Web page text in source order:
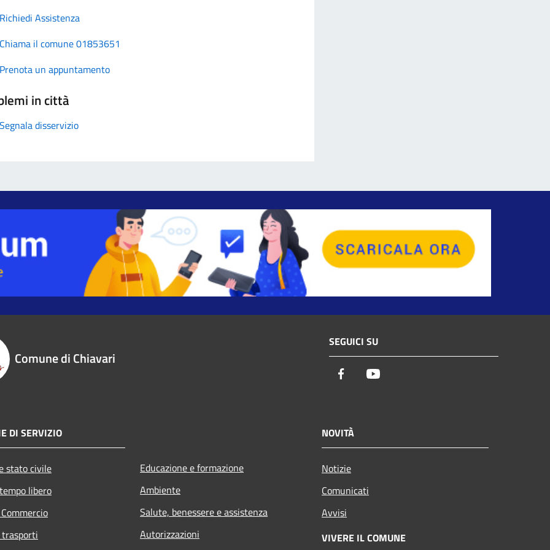
Richiedi Assistenza
Chiama il comune 01853651
Prenota un appuntamento
in città
Segnala disservizio
Comune di Chiavari
SEGUICI SU
Facebook
DI SERVIZIO
stato civile
libero
Educazione e formazione
Ambiente
Salute, benessere e assistenza
Autorizzazioni
NOVITÀ
Notizie
Comunicati
Avvisi
VIVERE IL COMUNE